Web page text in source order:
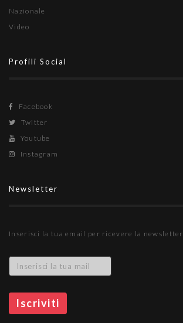
Nazionale
Video
Profili Social
Facebook
Twitter
Youtube
Instagram
Newsletter
Inserisci la tua email per ricevere la newsletter